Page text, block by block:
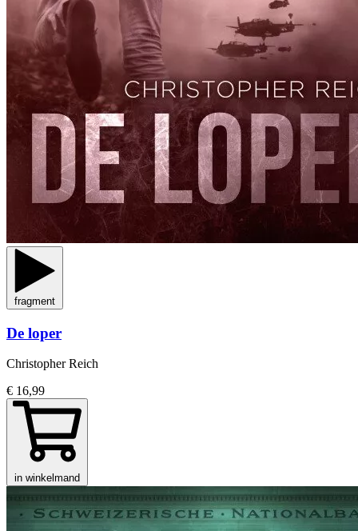
fragment
De loper
Christopher Reich
€ 16,99
in winkelmand